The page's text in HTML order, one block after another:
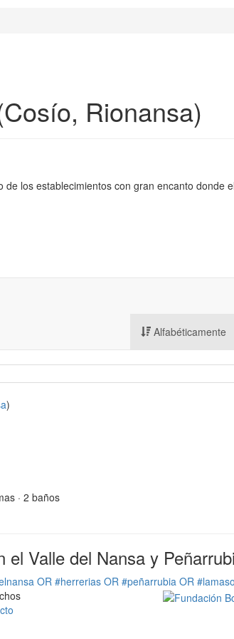
Rionansa)
de los establecimientos con gran encanto donde
Alfabéticamente
)
· 2 baños
el Valle del Nansa y
OR #herrerias OR #peñarrubia OR